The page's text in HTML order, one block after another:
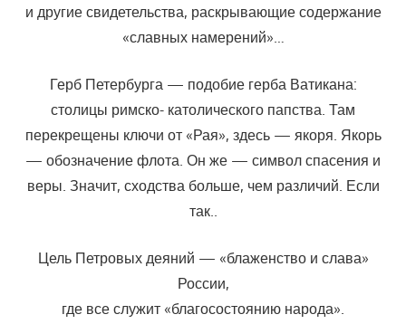
и другие свидетельства, раскрывающие содержание
«славных намерений»…
Герб Петербурга — подобие герба Ватикана:
столицы римско- католического папства. Там
перекрещены ключи от «Рая», здесь — якоря. Якорь
— обозначение флота. Он же — символ спасения и
веры. Значит, сходства больше, чем различий. Если
так..
Цель Петровых деяний — «блаженство и слава»
России,
где все служит «благосостоянию народа».